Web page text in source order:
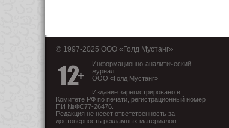
© 1997-2025 OOO «Голд Мустанг»
Информационно-аналитический
журнал
ООО «Голд Мустанг»
Издание зарегистрировано в
Комитете РФ по печати, регистрационный номер
ПИ №ФС77-26476.
Редакция не несет ответственность за
достоверность рекламных материалов.